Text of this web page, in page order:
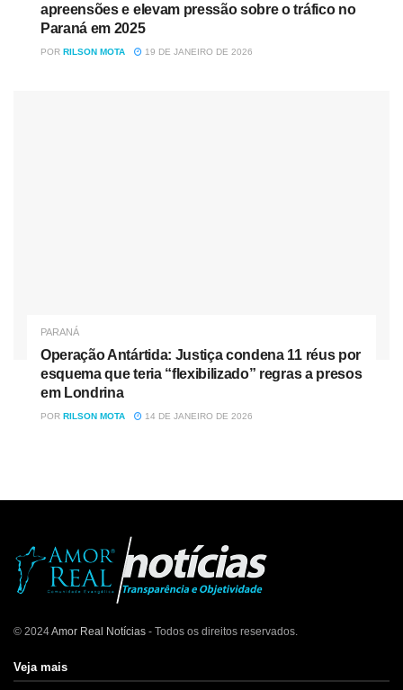
apreensões e elevam pressão sobre o tráfico no
Paraná em 2025
POR RILSON MOTA 19 DE JANEIRO DE 2026
PARANÁ
Operação Antártida: Justiça condena 11 réus por
esquema que teria “flexibilizado” regras a presos
em Londrina
POR RILSON MOTA 14 DE JANEIRO DE 2026
© 2024Amor Real Notícias - Todos os direitos reservados.
Veja mais